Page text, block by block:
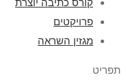
קורס כתיבה יוצרת
פרויקטים
מגזין השראה
תפריט